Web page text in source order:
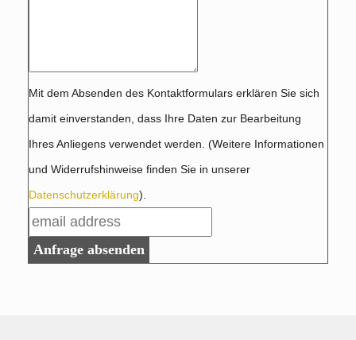
Mit dem Absenden des Kontaktformulars erklären Sie sich
damit einverstanden, dass Ihre Daten zur Bearbeitung
Ihres Anliegens verwendet werden. (Weitere Informationen
und Widerrufshinweise finden Sie in unserer
Datenschutzerklärung).
Anfrage absenden